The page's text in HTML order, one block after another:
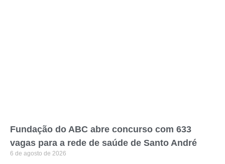
Fundação do ABC abre concurso com 633
vagas para a rede de saúde de Santo André
6 de agosto de 2026